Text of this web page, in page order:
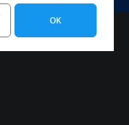
OK